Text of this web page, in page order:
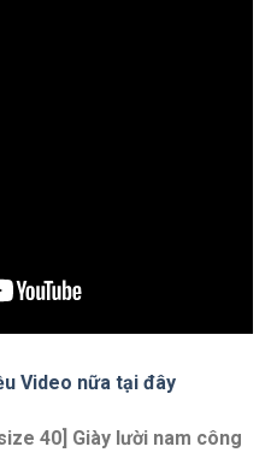
Video nữa tại đây
40] Giày lười nam công